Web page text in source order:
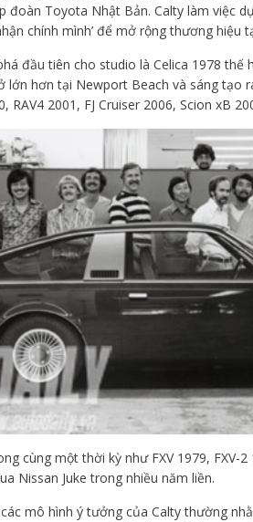
đoàn Toyota Nhật Bản. Calty làm việc
chính mình’ để mở rộng thương hiệu
đầu tiên cho studio là Celica 1978
lớn hơn tại Newport Beach và sáng tạo
RAV4 2001, FJ Cruiser 2006, Scion xB
cùng một thời kỳ như FXV 1979, FXV-
Nissan Juke trong nhiều năm liền.
mô hình ý tưởng của Calty thường